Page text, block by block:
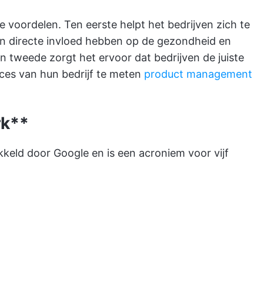
voordelen. Ten eerste helpt het bedrijven zich te
directe invloed hebben op de gezondheid en
tweede zorgt het ervoor dat bedrijven de juiste
van hun bedrijf te meten product management
door Google en is een acroniem voor vijf